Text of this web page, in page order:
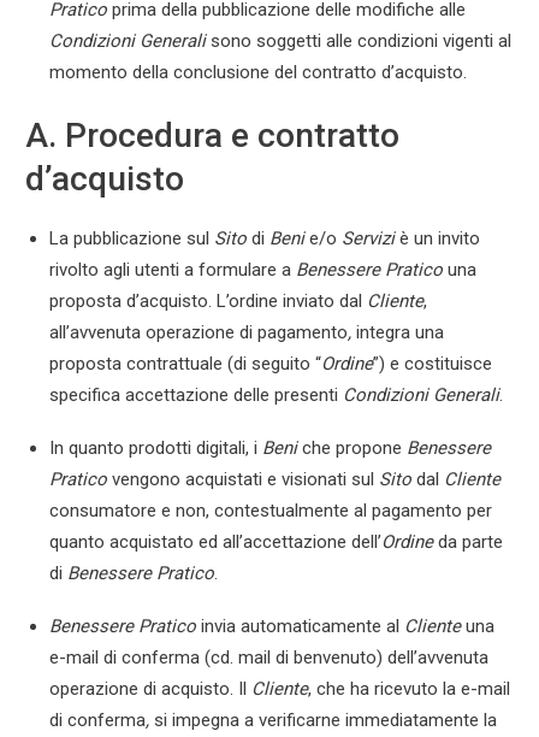
Pratico prima della pubblicazione delle modifiche alle
Condizioni Generalisono soggetti alle condizioni vigenti al
momento della conclusione del contratto d’acquisto.
A. Procedura e contratto
d’acquisto
La pubblicazione sul Sito di Benie/o Serviziè un invito
rivolto agli utenti a formulare a Benessere Pratico una
proposta d’acquisto. L’ordine inviato dal Cliente,
all’avvenuta operazione di pagamento, integra una
proposta contrattuale (di seguito “Ordine”) e costituisce
specifica accettazione delle presenti Condizioni Generali.
In quanto prodotti digitali, i Beniche propone Benessere
Pratico vengono acquistati e visionati sul Sito dal Cliente
consumatore e non, contestualmente al pagamento per
quanto acquistato ed all’accettazione dell’Ordineda parte
di Benessere Pratico.
Benessere Pratico invia automaticamente al Clienteuna
e-mail di conferma (cd. mail di benvenuto) dell’avvenuta
operazione di acquisto. Il Cliente, che ha ricevuto la e-mail
di conferma, si impegna a verificarne immediatamente la